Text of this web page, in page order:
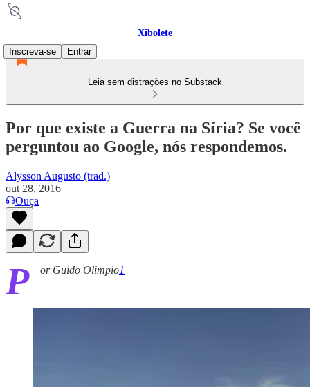
Xibolete
Inscreva-se
Entrar
Leia sem distrações no Substack
Por que existe a Guerra na Síria? Se você
perguntou ao Google, nós respondemos.
Alysson Augusto (trad.)
out 28, 2016
Ouça
P or Guido Olimpio1